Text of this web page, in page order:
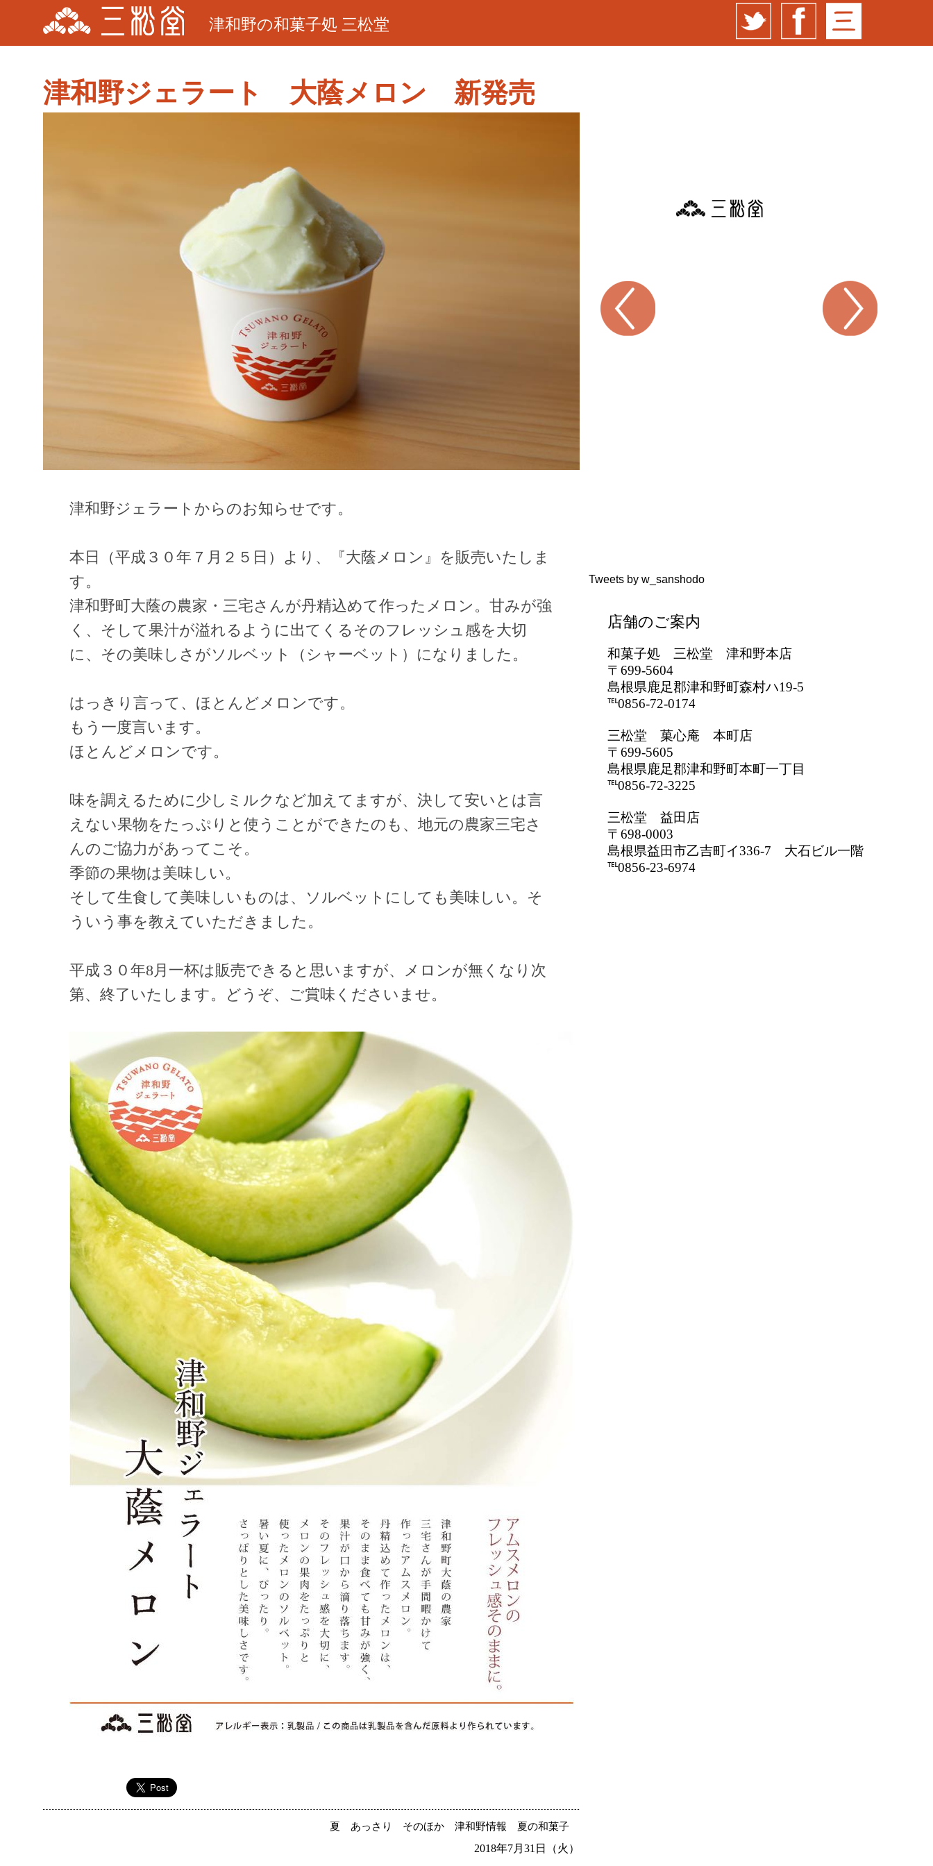
津和野の和菓子処 三松堂
津和野ジェラート 大蔭メロン 新発売
津和野ジェラートからのお知らせです。
本日（平成３０年７月２５日）より、『大蔭メロン』を販売いたしま
す。
津和野町大蔭の農家・三宅さんが丹精込めて作ったメロン。甘みが強
く、そして果汁が溢れるように出てくるそのフレッシュ感を大切
に、その美味しさがソルベット（シャーベット）になりました。
はっきり言って、ほとんどメロンです。
もう一度言います。
ほとんどメロンです。
味を調えるために少しミルクなど加えてますが、決して安いとは言
えない果物をたっぷりと使うことができたのも、地元の農家三宅さ
んのご協力があってこそ。
季節の果物は美味しい。
そして生食して美味しいものは、ソルベットにしても美味しい。そ
ういう事を教えていただきました。
平成３０年8月一杯は販売できると思いますが、メロンが無くなり次
第、終了いたします。どうぞ、ご賞味くださいませ。
夏 あっさり そのほか 津和野情報 夏の和菓子
2018年7月31日（火）
Tweets by w_sanshodo
店舗のご案内
和菓子処 三松堂 津和野本店
〒699-5604
島根県鹿足郡津和野町森村ハ19-5
℡0856-72-0174
三松堂 菓心庵 本町店
〒699-5605
島根県鹿足郡津和野町本町一丁目
℡0856-72-3225
三松堂 益田店
〒698-0003
島根県益田市乙吉町イ336-7 大石ビル一階
℡0856-23-6974